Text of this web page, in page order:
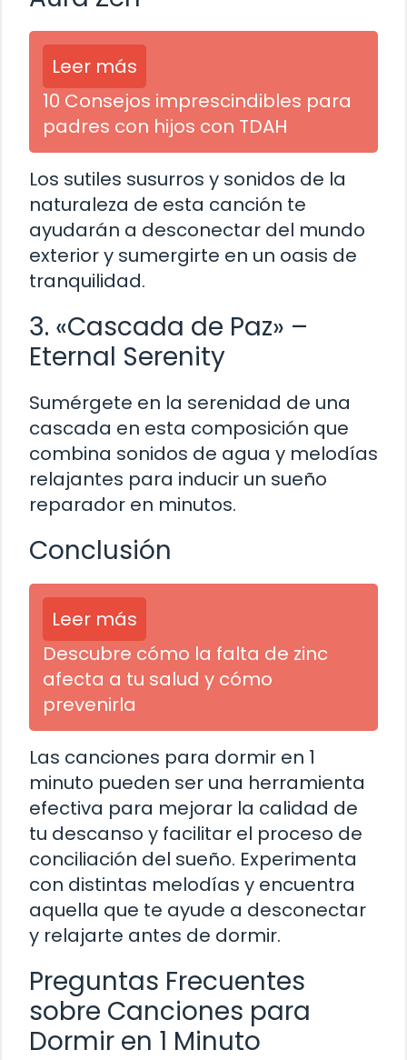
Leer más
10 Consejos imprescindibles para
padres con hijos con TDAH
Los sutiles susurros y sonidos de la
naturaleza de esta canción te
ayudarán a desconectar del mundo
exterior y sumergirte en un oasis de
tranquilidad.
3. «Cascada de Paz» –
Eternal Serenity
Sumérgete en la serenidad de una
cascada en esta composición que
combina sonidos de agua y melodías
relajantes para inducir un sueño
reparador en minutos.
Conclusión
Leer más
Descubre cómo la falta de zinc
afecta a tu salud y cómo
prevenirla
Las canciones para dormir en 1
minuto pueden ser una herramienta
efectiva para mejorar la calidad de
tu descanso y facilitar el proceso de
conciliación del sueño. Experimenta
con distintas melodías y encuentra
aquella que te ayude a desconectar
y relajarte antes de dormir.
Preguntas Frecuentes
sobre Canciones para
Dormir en 1 Minuto